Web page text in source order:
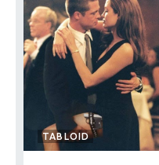
TABLOID